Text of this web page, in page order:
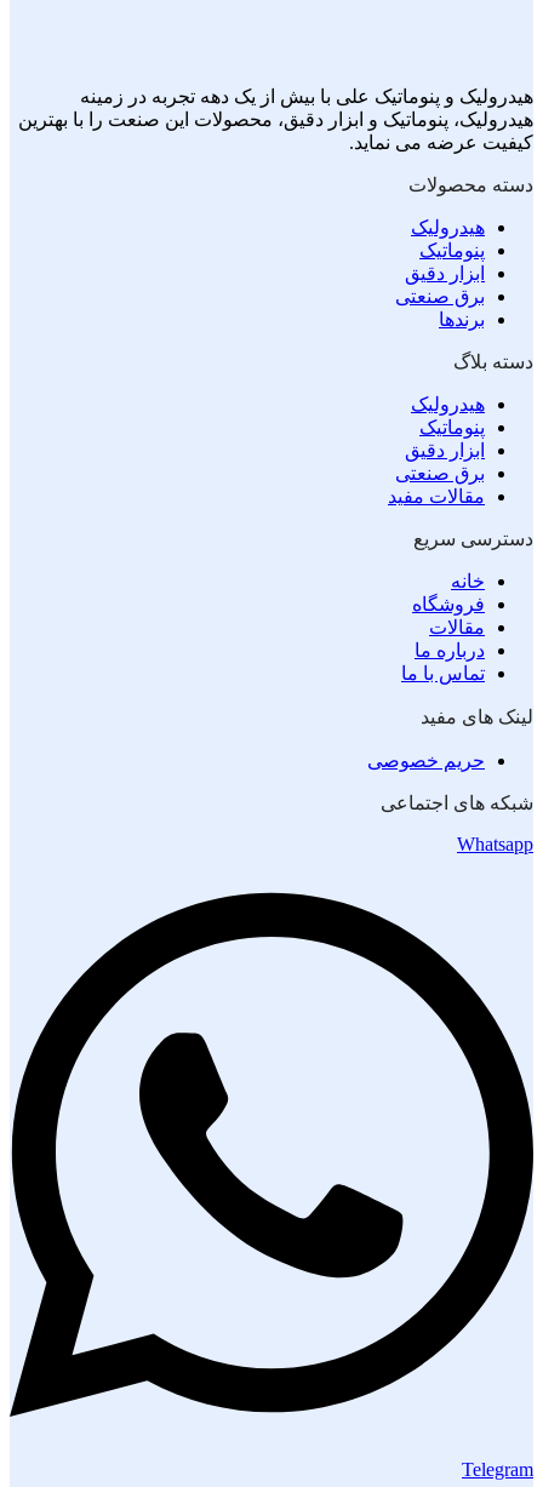
هیدرولیک و پنوماتیک علی با بیش از یک دهه تجربه در زمینه
هیدرولیک، پنوماتیک و ابزار دقیق، محصولات این صنعت را با بهترین
کیفیت عرضه می نماید.
دسته محصولات
هیدرولیک
پنوماتیک
ابزار دقیق
برق صنعتی
برندها
دسته بلاگ
هیدرولیک
پنوماتیک
ابزار دقیق
برق صنعتی
مقالات مفید
دسترسی سریع
خانه
فروشگاه
مقالات
درباره ما
تماس با ما
لینک های مفید
حریم خصوصی
شبکه های اجتماعی
Whatsapp
Telegram